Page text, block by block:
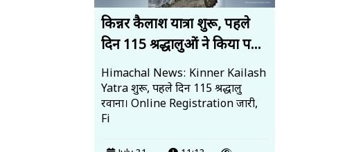
किन्नर कैलाश यात्रा शुरू, पहले
दिन 115 श्रद्धालुओं ने किया प...
Himachal News: Kinner Kailash
Yatra शुरू, पहले दिन 115 श्रद्धालु
रवाना। Online Registration जारी,
Fi